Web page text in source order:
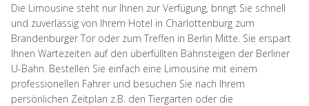
Die Limousine steht nur Ihnen zur Verfügung, bringt Sie schnell
und zuverlässig von Ihrem Hotel in Charlottenburg zum
Brandenburger Tor oder zum Treffen in Berlin Mitte. Sie erspart
Ihnen Wartezeiten auf den überfüllten Bahnsteigen der Berliner
U-Bahn. Bestellen Sie einfach eine Limousine mit einem
professionellen Fahrer und besuchen Sie nach Ihrem
persönlichen Zeitplan z.B. den Tiergarten oder die